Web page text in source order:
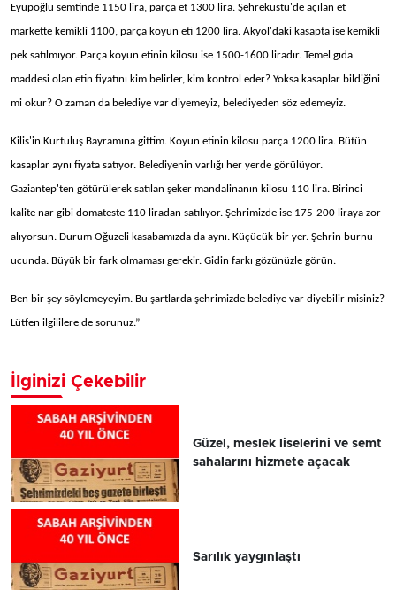
Eyüpoğlu semtinde 1150 lira, parça et 1300 lira. Şehreküstü'de açılan et
markette kemikli 1100, parça koyun eti 1200 lira. Akyol'daki kasapta ise kemikli
pek satılmıyor. Parça koyun etinin kilosu ise 1500-1600 liradır. Temel gıda
maddesi olan etin fiyatını kim belirler, kim kontrol eder? Yoksa kasaplar bildiğini
mi okur? O zaman da belediye var diyemeyiz, belediyeden söz edemeyiz.
Kilis'in Kurtuluş Bayramına gittim. Koyun etinin kilosu parça 1200 lira. Bütün
kasaplar aynı fiyata satıyor. Belediyenin varlığı her yerde görülüyor.
Gaziantep'ten götürülerek satılan şeker mandalinanın kilosu 110 lira. Birinci
kalite nar gibi domateste 110 liradan satılıyor. Şehrimizde ise 175-200 liraya zor
alıyorsun. Durum Oğuzeli kasabamızda da aynı. Küçücük bir yer. Şehrin burnu
ucunda. Büyük bir fark olmaması gerekir. Gidin farkı gözünüzle görün.
Ben bir şey söylemeyeyim. Bu şartlarda şehrimizde belediye var diyebilir misiniz?
Lütfen ilgililere de sorunuz.”
İlginizi Çekebilir
Güzel, meslek liselerini ve semt
sahalarını hizmete açacak
Sarılık yaygınlaştı